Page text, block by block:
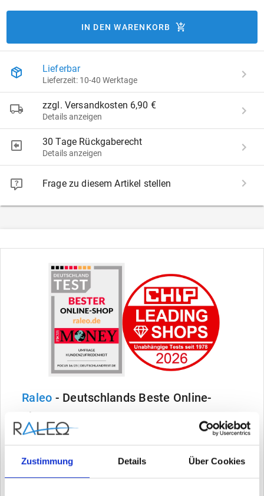
Zustimmung Details Über Cookies
IN DEN WARENKORB
Lieferbar
Lieferzeit: 10-40 Werktage
zzgl. Versandkosten 6,90 €
Details anzeigen
30 Tage Rückgaberecht
Details anzeigen
Frage zu diesem Artikel stellen
Raleo - Deutschlands Beste Online-
Shops
Ausgezeichnet von FOCUS, Handelsblatt, ntv,
wir die unangefochtene Nr. 1 sind.